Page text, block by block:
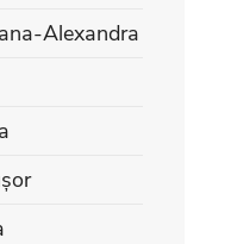
Alexandra